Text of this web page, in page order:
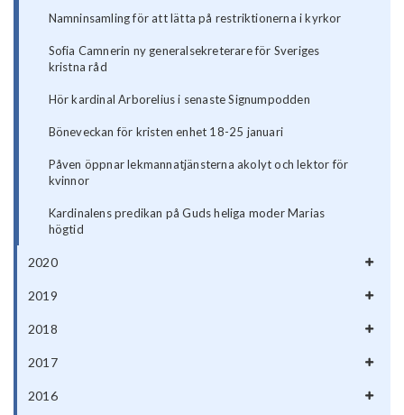
Namninsamling för att lätta på restriktionerna i kyrkor
Sofia Camnerin ny generalsekreterare för Sveriges
kristna råd
Hör kardinal Arborelius i senaste Signumpodden
Böneveckan för kristen enhet 18-25 januari
Påven öppnar lekmannatjänsterna akolyt och lektor för
kvinnor
Kardinalens predikan på Guds heliga moder Marias
högtid
2020
2019
2018
2017
2016